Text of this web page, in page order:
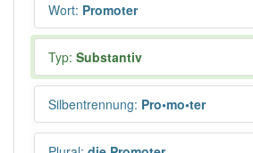
Wort: Promoter
Typ: Substantiv
Silbentrennung: Pro•mo•ter